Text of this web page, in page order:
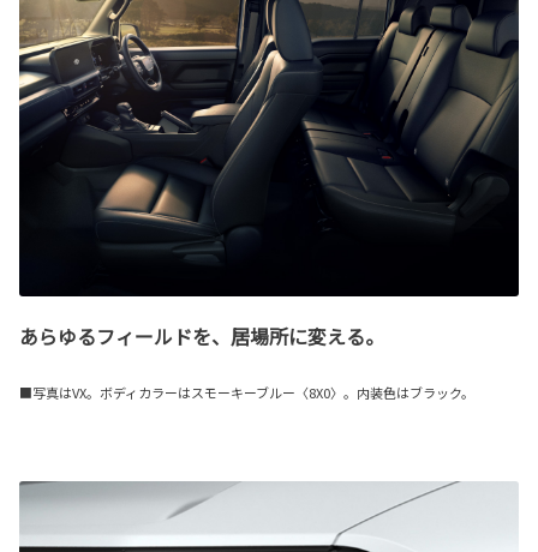
あらゆるフィールドを、居場所に変える。
■写真はVX。ボディカラーはスモーキーブルー〈8X0〉。内装色はブラック。